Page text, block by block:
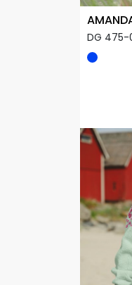
DG 475-